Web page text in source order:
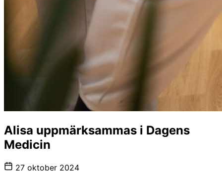
Alisa uppmärksammas i Dagens
Medicin
27 oktober 2024